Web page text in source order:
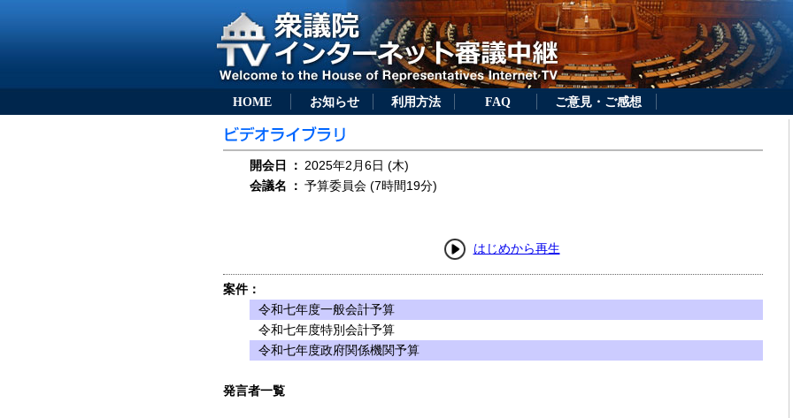
HOME お知らせ 利用方法 FAQ ご意見・ご感想
開会日 ： 2025年2月6日 (木)
会議名
： 予算委員会 (7時間19分)
はじめから再生
案件：
令和七年度一般会計予算
令和七年度特別会計予算
令和七年度政府関係機関予算
発言者一覧